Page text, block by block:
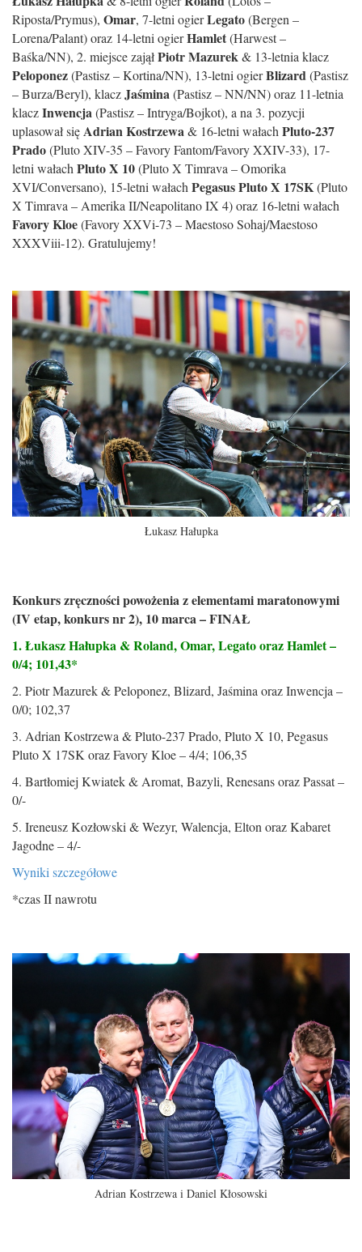
Riposta/Prymus), Omar, 7-letni ogierLegato(Bergen –
Lorena/Palant) oraz 14-letni ogierHamlet(Harwest –
Baśka/NN), 2. miejsce zająłPiotr Mazurek& 13-letnia klacz
Peloponez(Pastisz – Kortina/NN), 13-letni ogierBlizard(Pastisz
– Burza/Beryl), klaczJaśmina(Pastisz – NN/NN) oraz 11-letnia
klaczInwencja(Pastisz – Intryga/Bojkot), a na 3. pozycji
uplasował sięAdrian Kostrzewa& 16-letni wałachPluto-237
Prado(Pluto XIV-35 – Favory Fantom/Favory XXIV-33), 17-
letni wałachPluto X 10(Pluto X Timrava – Omorika
XVI/Conversano), 15-letni wałachPegasus Pluto X 17SK(Pluto
X Timrava – Amerika II/Neapolitano IX 4) oraz 16-letni wałach
Favory Kloe(Favory XXVi-73 – Maestoso Sohaj/Maestoso
XXXViii-12). Gratulujemy!
Łukasz Hałupka
Konkurs zręczności powożenia z elementami maratonowymi
(IV etap, konkurs nr 2), 10 marca – FINAŁ
1. Łukasz Hałupka & Roland, Omar, Legato oraz Hamlet –
0/4; 101,43*
2. Piotr Mazurek & Peloponez, Blizard, Jaśmina oraz Inwencja –
0/0; 102,37
3. Adrian Kostrzewa & Pluto-237 Prado, Pluto X 10, Pegasus
Pluto X 17SK oraz Favory Kloe – 4/4; 106,35
4. Bartłomiej Kwiatek & Aromat, Bazyli, Renesans oraz Passat –
0/-
5. Ireneusz Kozłowski & Wezyr, Walencja, Elton oraz Kabaret
Jagodne – 4/-
Wyniki szczegółowe
*czas II nawrotu
Adrian Kostrzewa i Daniel Kłosowski